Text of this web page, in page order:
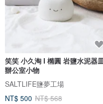
笑笑 小久淘 I 橢圓 岩鹽水泥器
辦公室小物
SALTLIFE鹽夢工場
NT$ 500 NT$ 568